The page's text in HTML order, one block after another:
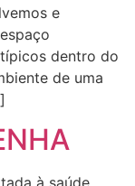
e
dentro do
de uma